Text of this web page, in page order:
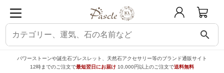
search
パワーストーンや誕生石ブレスレット、天然石アクセサリー等のブランド通販サイト
12時までのご注文で最短翌日にお届け 10,000円以上のご注文で送料無料